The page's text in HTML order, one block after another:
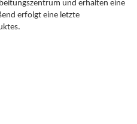
und erhalten eine
erfolgt eine letzte